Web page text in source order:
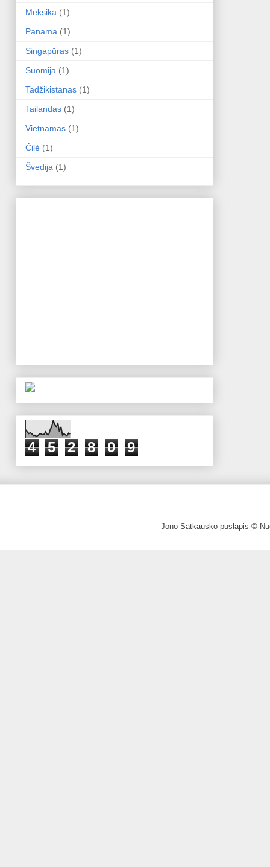
Meksika (1)
Panama (1)
Singapūras (1)
Suomija (1)
Tadžikistanas (1)
Tailandas (1)
Vietnamas (1)
Čilė (1)
Švedija (1)
4 5 2 8 0 9
Jono Satkausko puslapis ©